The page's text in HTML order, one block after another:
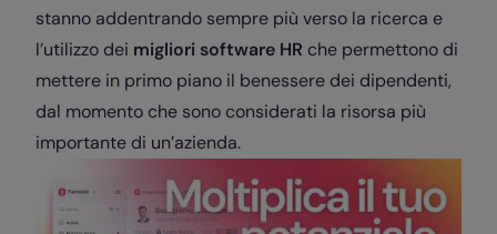
stanno addentrando sempre più verso la ricerca e
l’utilizzo dei migliori software HR che permettono di
mettere in primo piano il benessere dei dipendenti,
dal momento che sono considerati la risorsa più
importante di un’azienda.